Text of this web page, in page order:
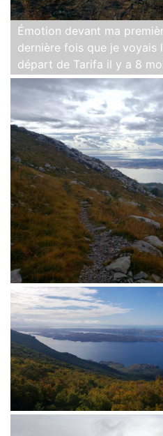
Émotion devant ma
dernière fois que je voyais
départ de Tarifa il y a 8